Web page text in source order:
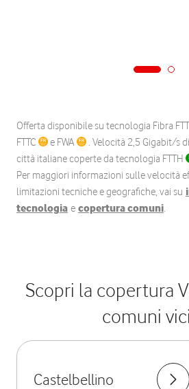
Offerta disponibile su tecnologia Fibra
FTTC
e FWA
. Velocità 2,5 Gigabit/s
città italiane coperte da tecnologia FTTH
Per maggiori informazioni sulle velocità
limitazioni tecniche e geografiche, vai su
tecnologia e copertura comuni.
Scopri la copertura
comuni
Castelbellino